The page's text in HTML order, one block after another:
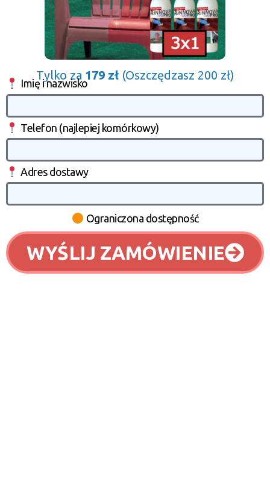
Tylko za 179 zł(Oszczędzasz 200 zł)
Imię i nazwisko
Telefon (najlepiej komórkowy)
Adres dostawy
Ograniczona dostępność
WYŚLIJ ZAMÓWIENIE